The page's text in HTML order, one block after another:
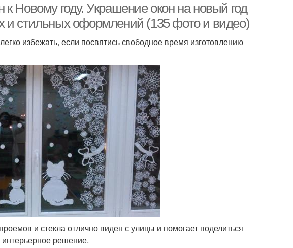
Новому году. Украшение окон на новый год
и стильных оформлений (135 фото и видео)
избежать, если посвятись свободное время изготовлению
и стекла отлично виден с улицы и помогает поделиться
интерьерное решение.